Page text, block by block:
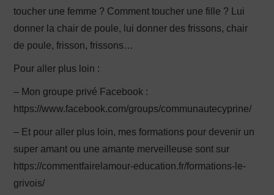
toucher une femme ? Comment toucher une fille ? Lui
donner la chair de poule, lui donner des frissons, chair
de poule, frisson, frissons…
Pour aller plus loin :
– Mon groupe privé Facebook :
https://www.facebook.com/groups/communautecyprine/
– Et pour aller plus loin, mes formations pour devenir un
super amant ou une amante merveilleuse sont sur
https://commentfairelamour-education.fr/formations-le-
grivois/